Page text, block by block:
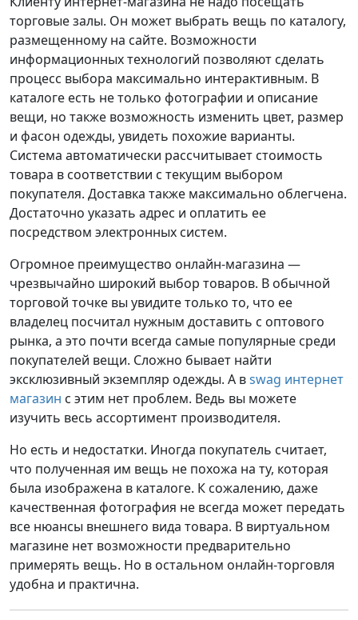
торговые залы. Он может выбрать вещь по каталогу,
размещенному на сайте. Возможности
информационных технологий позволяют сделать
процесс выбора максимально интерактивным. В
каталоге есть не только фотографии и описание
вещи, но также возможность изменить цвет, размер
и фасон одежды, увидеть похожие варианты.
Система автоматически рассчитывает стоимость
товара в соответствии с текущим выбором
покупателя. Доставка также максимально облегчена.
Достаточно указать адрес и оплатить ее
посредством электронных систем.
Огромное преимущество онлайн-магазина —
чрезвычайно широкий выбор товаров. В обычной
торговой точке вы увидите только то, что ее
владелец посчитал нужным доставить с оптового
рынка, а это почти всегда самые популярные среди
покупателей вещи. Сложно бывает найти
эксклюзивный экземпляр одежды. А вswag интернет
магазин с этим нет проблем. Ведь вы можете
изучить весь ассортимент производителя.
Но есть и недостатки. Иногда покупатель считает,
что полученная им вещь не похожа на ту, которая
была изображена в каталоге. К сожалению, даже
качественная фотография не всегда может передать
все нюансы внешнего вида товара. В виртуальном
магазине нет возможности предварительно
примерять вещь. Но в остальном онлайн-торговля
удобна и практична.